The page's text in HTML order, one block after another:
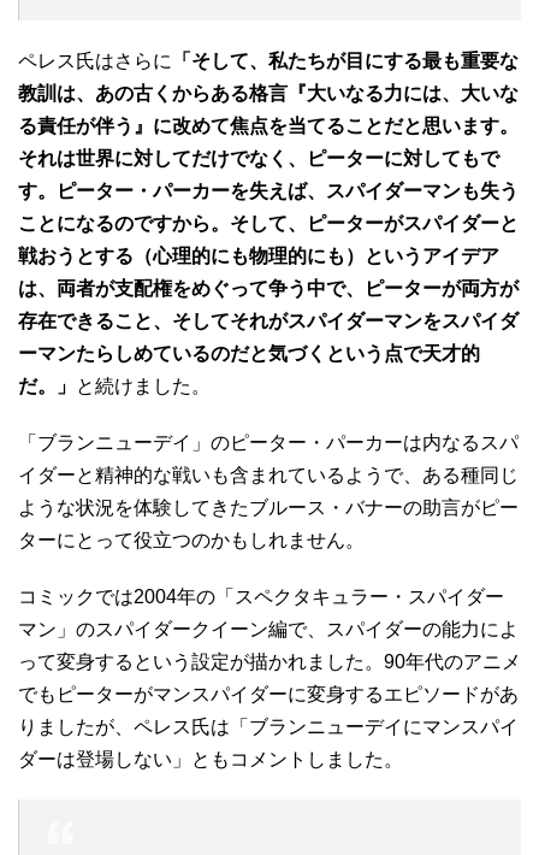
ペレス氏はさらに
「そして、私たちが目にする最も重要な
教訓は、あの古くからある格言『大いなる力には、大いな
る責任が伴う』に改めて焦点を当てることだと思います。
それは世界に対してだけでなく、ピーターに対してもで
す。ピーター・パーカーを失えば、スパイダーマンも失う
ことになるのですから。そして、ピーターがスパイダーと
戦おうとする（心理的にも物理的にも）というアイデア
は、両者が支配権をめぐって争う中で、ピーターが両方が
存在できること、そしてそれがスパイダーマンをスパイダ
ーマンたらしめているのだと気づくという点で天才的
だ。」
と続けました。
「ブランニューデイ」のピーター・パーカーは内なるスパ
イダーと精神的な戦いも含まれているようで、ある種同じ
ような状況を体験してきたブルース・バナーの助言がピー
ターにとって役立つのかもしれません。
コミックでは2004年の「スペクタキュラー・スパイダー
マン」のスパイダークイーン編で、スパイダーの能力によ
って変身するという設定が描かれました。90年代のアニメ
でもピーターがマンスパイダーに変身するエピソードがあ
りましたが、ペレス氏は「ブランニューデイにマンスパイ
ダーは登場しない」ともコメントしました。